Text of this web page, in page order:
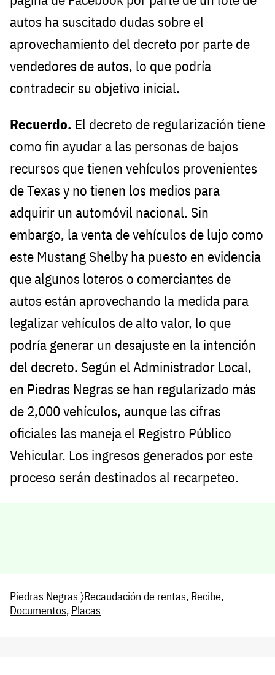
autos ha suscitado dudas sobre el
aprovechamiento del decreto por parte de
vendedores de autos, lo que podría
contradecir su objetivo inicial.
Recuerdo. El decreto de regularización tiene
como fin ayudar a las personas de bajos
recursos que tienen vehículos provenientes
de Texas y no tienen los medios para
adquirir un automóvil nacional. Sin
embargo, la venta de vehículos de lujo como
este Mustang Shelby ha puesto en evidencia
que algunos loteros o comerciantes de
autos están aprovechando la medida para
legalizar vehículos de alto valor, lo que
podría generar un desajuste en la intención
del decreto. Según el Administrador Local,
en Piedras Negras se han regularizado más
de 2,000 vehículos, aunque las cifras
oficiales las maneja el Registro Público
Vehicular. Los ingresos generados por este
proceso serán destinados al recarpeteo.
Piedras Negras 〉Recaudación de rentas, Recibe,
Documentos, Placas